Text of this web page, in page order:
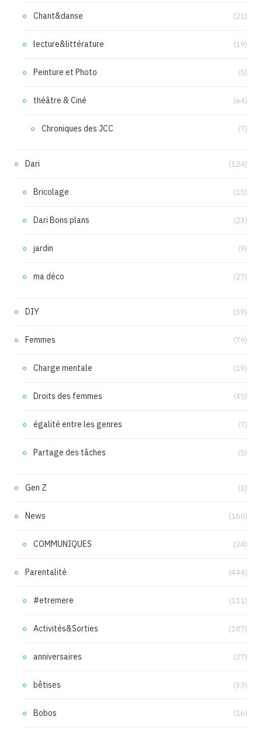
Chant&danse (21)
lecture&littérature (19)
Peinture et Photo (5)
théâtre & Ciné (64)
Chroniques des JCC (7)
Dari (124)
Bricolage (15)
Dari Bons plans (23)
jardin (9)
ma déco (27)
DIY (39)
Femmes (79)
Charge mentale (19)
Droits des femmes (45)
égalité entre les genres (7)
Partage des tâches (5)
Gen Z (1)
News (160)
COMMUNIQUES (24)
Parentalité (444)
#etremere (111)
Activités&Sorties (187)
anniversaires (27)
bêtises (33)
Bobos (16)